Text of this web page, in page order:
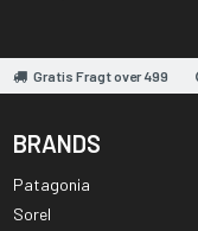
Gratis Fragt over 499
BRANDS
Patagonia
Sorel